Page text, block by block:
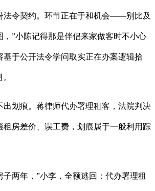
法令契约。环节正在于和机会——别比及
，”小陈记得那是伴侣来家做客时不小心
基于公开法令学问取实正在办案逻辑拾
划痕。蒋律师代办署理租客，法院判决
租房差价、误工费，划痕属于一般利用踪
年，”小李，全额逃回：代办署理租